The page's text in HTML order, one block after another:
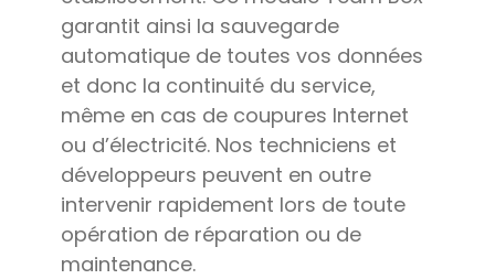
garantit ainsi la sauvegarde
automatique de toutes vos données
et donc la continuité du service,
même en cas de coupures Internet
ou d’électricité. Nos techniciens et
développeurs peuvent en outre
intervenir rapidement lors de toute
opération de réparation ou de
maintenance.